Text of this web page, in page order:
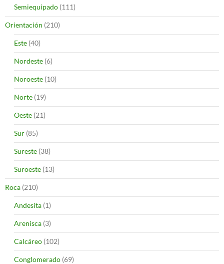
Semiequipado (111)
Orientación (210)
Este (40)
Nordeste (6)
Noroeste (10)
Norte (19)
Oeste (21)
Sur (85)
Sureste (38)
Suroeste (13)
Roca (210)
Andesita (1)
Arenisca (3)
Calcáreo (102)
Conglomerado (69)